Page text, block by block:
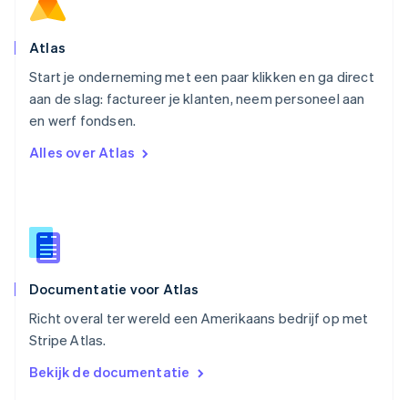
Atlas
Start je onderneming met een paar klikken en ga direct
aan de slag: factureer je klanten, neem personeel aan
en werf fondsen.
Alles over Atlas
Documentatie voor Atlas
Richt overal ter wereld een Amerikaans bedrijf op met
Stripe Atlas.
Bekijk de documentatie
English
Portugal
Português
English
Singapore
English简体中文
EnglishItaliano
Español
Thailand
Tsjechië
Vasteland van China
简体中文English
English